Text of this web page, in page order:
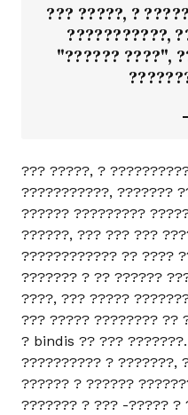
??? ?????, ?
???????????,
"?????? ????",
??? ?????, ?
???????????, ???????
?????? ?????????
??????, ??? ??? ???
???????????? ?? ????
??????? ? ?? ??????
????, ??? ?????
??? ????? ???????? ??
? bindis ?? ???
?????????? ? ???????,
?????? ? ??????
??????? ? ??? -????? ?